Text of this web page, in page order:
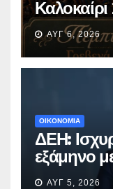
με την
«Μικρές
ΑΥΓ 6, 2026
ΟΙΚΟΝΟΜΙΑ
ΔΕΗ:
εξάμηνο
EBITDA
ΑΥΓ 5, 2026